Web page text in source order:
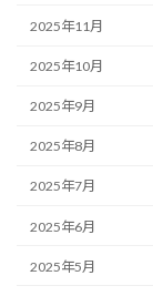
2025年11月
2025年10月
2025年9月
2025年8月
2025年7月
2025年6月
2025年5月